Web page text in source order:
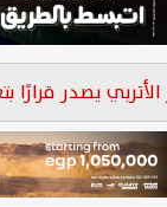
يصدر قرارًا